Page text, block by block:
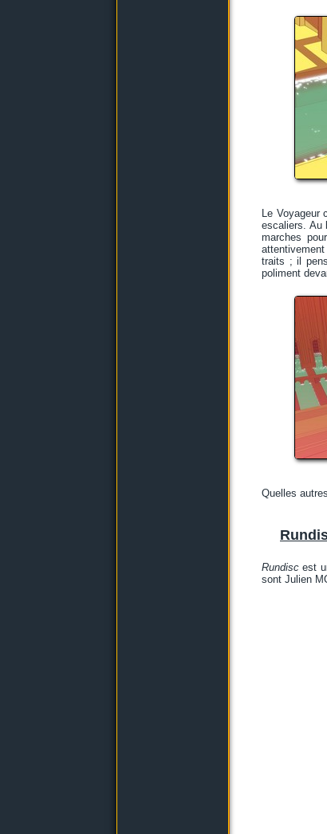
Le Voyageur
escaliers. Au
marches
traits ; il
poliment
Quelles
Rundisc est
sont Julien